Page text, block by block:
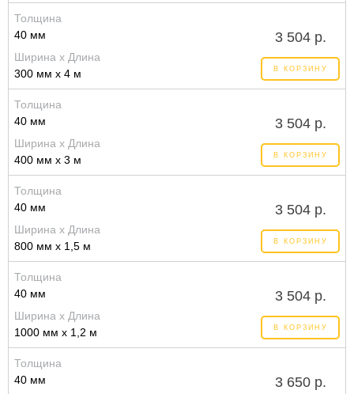
Толщина
40 мм
Ширина x Длина
300 мм x 4 м
3 504 р.
В КОРЗИНУ
Толщина
40 мм
Ширина x Длина
400 мм x 3 м
3 504 р.
В КОРЗИНУ
Толщина
40 мм
Ширина x Длина
800 мм x 1,5 м
3 504 р.
В КОРЗИНУ
Толщина
40 мм
Ширина x Длина
1000 мм x 1,2 м
3 504 р.
В КОРЗИНУ
Толщина
40 мм
3 650 р.